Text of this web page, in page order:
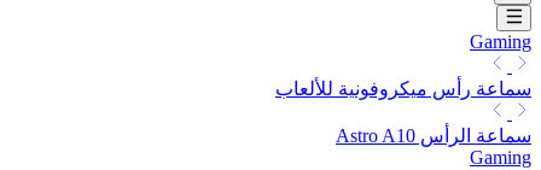
Gaming
سماعة رأس ميكروفونية للألعاب
سماعة الرأس Astro A10
Gaming